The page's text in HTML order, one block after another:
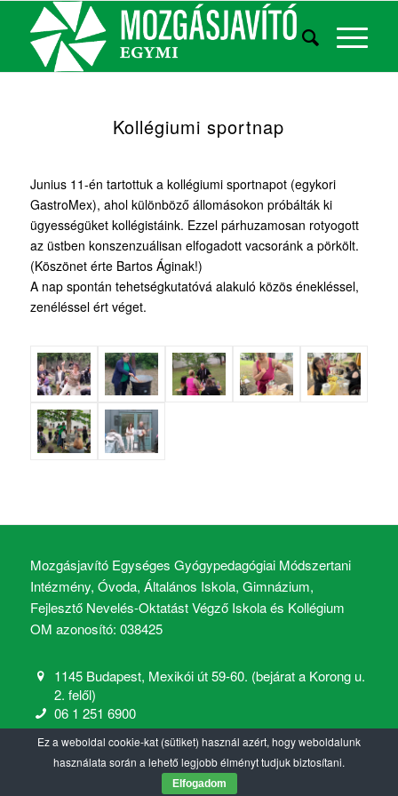
Kollégiumi sportnap
Junius 11-én tartottuk a kollégiumi sportnapot (egykori
GastroMex), ahol különböző állomásokon próbálták ki
ügyességüket kollégistáink. Ezzel párhuzamosan rotyogott
az üstben konszenzuálisan elfogadott vacsoránk a pörkölt.
(Köszönet érte Bartos Áginak!)
A nap spontán tehetségkutatóvá alakuló közös énekléssel,
zenéléssel ért véget.
Mozgásjavító Egységes Gyógypedagógiai Módszertani
Intézmény, Óvoda, Általános Iskola, Gimnázium,
Fejlesztő Nevelés-Oktatást Végző Iskola és Kollégium
OM azonosító: 038425
1145 Budapest, Mexikói út 59-60. (bejárat a Korong u.
2. felől)
06 1 251 6900
mozgasjavito@mozgasjavito.com
Ez a weboldal cookie-kat (sütiket) használ azért, hogy weboldalunk
használata során a lehető legjobb élményt tudjuk biztosítani.
Elfogadom